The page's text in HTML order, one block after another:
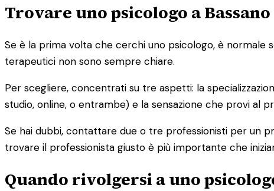
Trovare uno psicologo a
Se è la prima volta che cerchi uno psicologo, è
terapeutici non sono sempre chiare.
Per scegliere, concentrati su tre aspetti: la
studio, online, o entrambe) e la sensazione che provi al
Se hai dubbi, contattare due o tre professionisti per un
trovare il professionista giusto è più importante che
Quando rivolgersi a uno